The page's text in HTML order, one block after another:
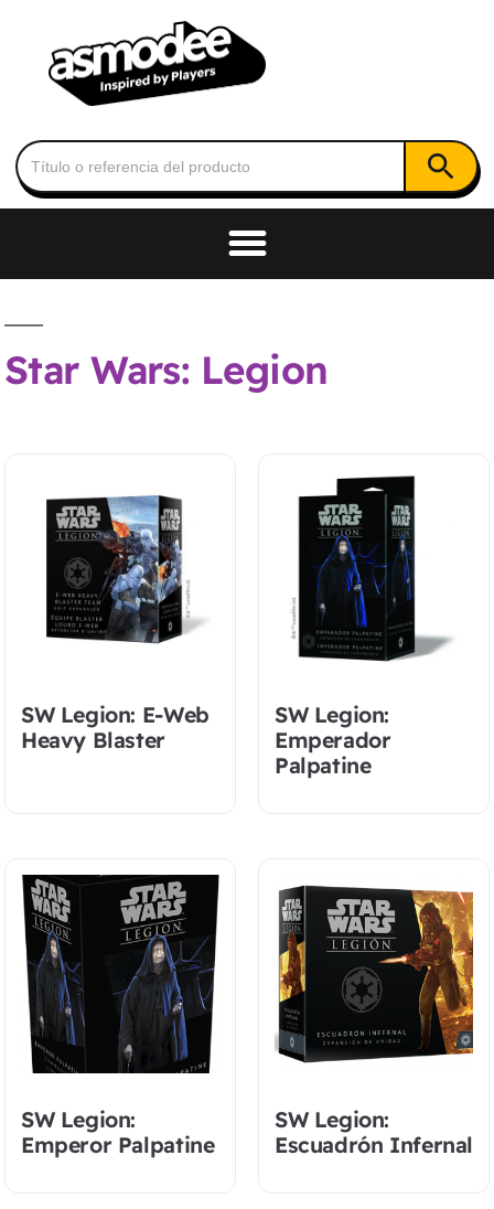
Buscar: Botón de
Star Wars: Legion
SW Legion: E-Web
Heavy Blaster
SW Legion:
Emperador
Palpatine
SW Legion:
Emperor Palpatine
SW Legion:
Escuadrón Infernal